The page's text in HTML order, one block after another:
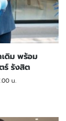
เดิม พร้อม
ร์ รังสิต
น.